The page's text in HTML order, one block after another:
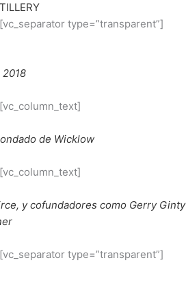
type=”transparent”]
de Wicklow
y cofundadores como Gerry Ginty
type=”transparent”]